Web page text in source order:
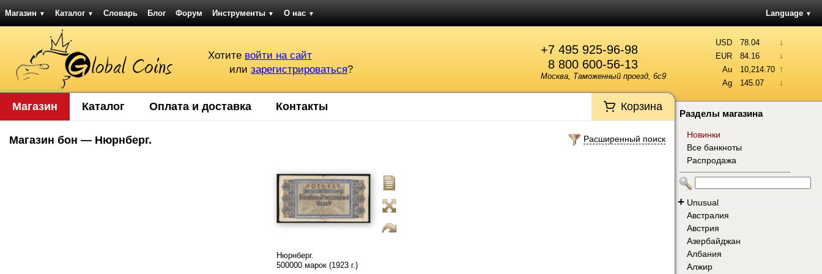
Магазин ▼ Каталог ▼ Словарь Блог Форум Инструменты ▼ О нас ▼ Language ▼
+7 495 925-96-98
8 800 600-56-13
Москва, Таможенный проезд, 6с9
Хотите войти на сайт
или зарегистрироваться?
USD 78.04 ↓
EUR 84.16 ↓
Au 10,214.70 ↑
Ag 145.07 ↓
Магазин Каталог Оплата и доставка Контакты Корзина
Расширенный поиск
Магазин бон — Нюрнберг.
Нюрнберг.
500000 марок (1923 г.)
Разделы магазина
Новинки
Все банкноты
Распродажа
+ Unusual
Австралия
Австрия
Азербайджан
Албания
Алжир